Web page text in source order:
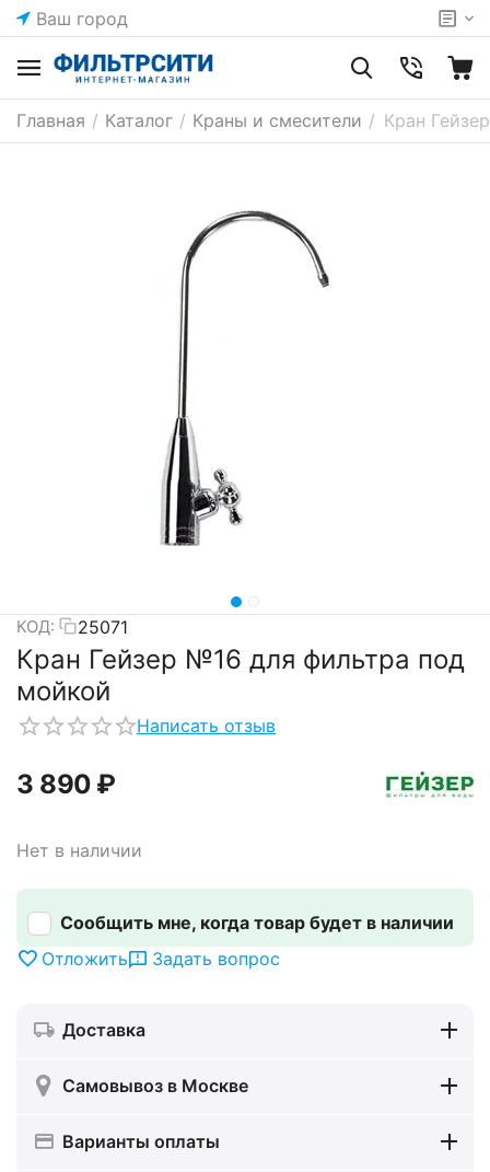
Ваш город
Главная / Каталог / Краны и смесители / Кран
КОД: 25071
Кран Гейзер №16 для фильтра под
мойкой
Написать отзыв
3 890 ₽
Нет в наличии
Сообщить мне, когда товар будет в наличии
Отложить
Задать вопрос
Доставка
Самовывоз в Москве
Варианты оплаты